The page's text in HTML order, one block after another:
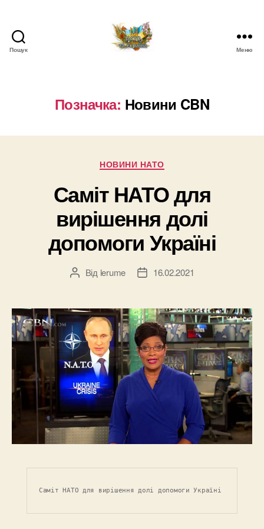
Пошук
Новини
про
в
Меню
Позначка: Новини CBN
Категорії
НОВИНИ НАТО
Саміт НАТО для
вирішення долі
допомоги Україні
Автор
Від lerume
Дата16.02.2021
Саміт НАТО для вирішення долі допомоги Україні